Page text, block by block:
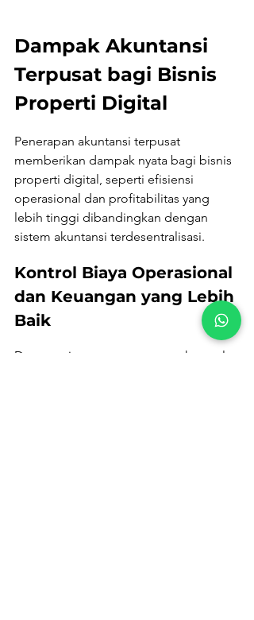
Dampak Akuntansi
Terpusat bagi Bisnis
Properti Digital
Penerapan akuntansi terpusat
memberikan dampak nyata bagi bisnis
properti digital, seperti efisiensi
operasional dan profitabilitas yang
lebih tinggi dibandingkan dengan
sistem akuntansi terdesentralisasi.
Kontrol Biaya Operasional
dan Keuangan yang Lebih
Baik
Dengan sistem yang terpusat, kontrol